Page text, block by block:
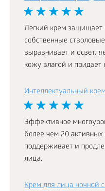
Легкий крем защищает
собственные
выравнивает и
кожу влагой и придает
Интеллектуальный
Эффективное
более чем 20 активных
поддерживает и
лица.
Крем для лица ночной